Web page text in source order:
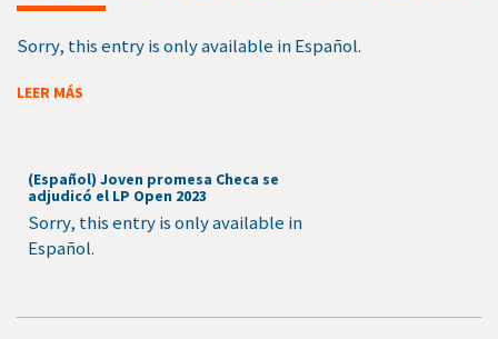
Sorry, this entry is only available in Español.
LEER MÁS
(Español) Joven promesa Checa se
adjudicó el LP Open 2023
Sorry, this entry is only available in
Español.